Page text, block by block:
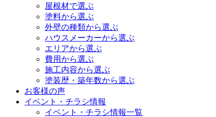
屋根材で選ぶ
塗料から選ぶ
外壁の種類から選ぶ
ハウスメーカーから選ぶ
エリアから選ぶ
費用から選ぶ
施工内容から選ぶ
塗装歴・築年数から選ぶ
お客様の声
イベント・チラシ情報
イベント・チラシ情報一覧